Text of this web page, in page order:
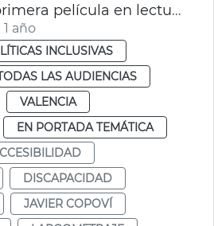
Presentación primera película en lectura fácil en España
año
INCLUSIVAS
LAS AUDIENCIAS
VALENCIA
EN PORTADA TEMÁTICA
DISCAPACIDAD
JAVIER COPOVÍ